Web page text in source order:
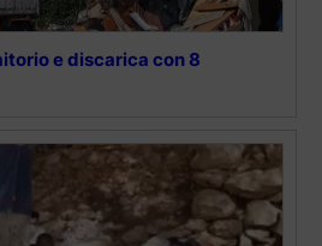
e discarica con 8